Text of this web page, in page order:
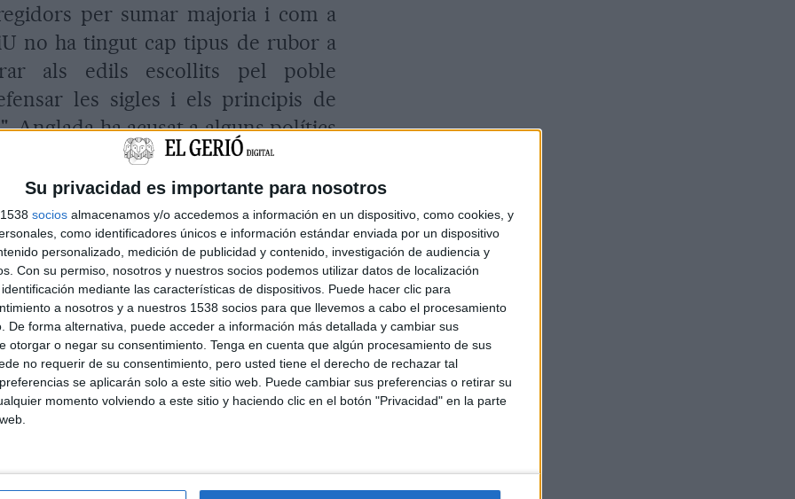
Su privacidad es importante para nosotros
socios almacenamos y/o accedemos a información en un dispositivo, como cookies, y
como identificadores únicos e información estándar enviada por un dispositivo
personalizado, medición de publicidad y contenido, investigación de audiencia y
Con su permiso, nosotros y nuestros socios podemos utilizar datos de localización
mediante las características de dispositivos. Puede hacer clic para
a nosotros y a nuestros 1538 socios para que llevemos a cabo el procesamiento
De forma alternativa, puede acceder a información más detallada y cambiar sus
otorgar o negar su consentimiento. Tenga en cuenta que algún procesamiento de sus
no requerir de su consentimiento, pero usted tiene el derecho de rechazar tal
se aplicarán solo a este sitio web. Puede cambiar sus preferencias o retirar su
momento volviendo a este sitio y haciendo clic en el botón "Privacidad" en la parte
per sumar majoria i com a
no ha tingut cap tipus de rubor a
als edils escollits pel poble
les sigles i els principis de
Anglada ha acusat a alguns polítics
en la cultura del 3%, i haver
gratis veure's involucrat en casos
el Pretòria o el del Palau".
perquè no podia aguantar, m'han enfonsat com a